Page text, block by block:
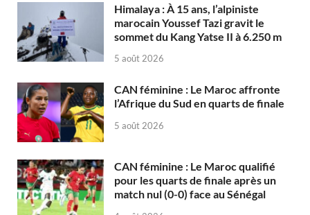
Himalaya : À 15 ans, l’alpiniste
marocain Youssef Tazi gravit le
sommet du Kang Yatse II à 6.250 m
5 août 2026
CAN féminine : Le Maroc affronte
l’Afrique du Sud en quarts de finale
5 août 2026
CAN féminine : Le Maroc qualifié
pour les quarts de finale après un
match nul (0-0) face au Sénégal